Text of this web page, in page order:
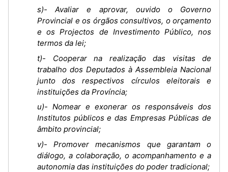
s)- Avaliar e aprovar, ouvido o Governo
Provincial e os órgãos consultivos, o orçamento
e os Projectos de Investimento Público, nos
termos da lei;
t)- Cooperar na realização das visitas de
trabalho dos Deputados à Assembleia Nacional
junto dos respectivos círculos eleitorais e
instituições da Província;
u)- Nomear e exonerar os responsáveis dos
Institutos públicos e das Empresas Públicas de
âmbito provincial;
v)- Promover mecanismos que garantam o
diálogo, a colaboração, o acompanhamento e a
autonomia das instituições do poder tradicional;